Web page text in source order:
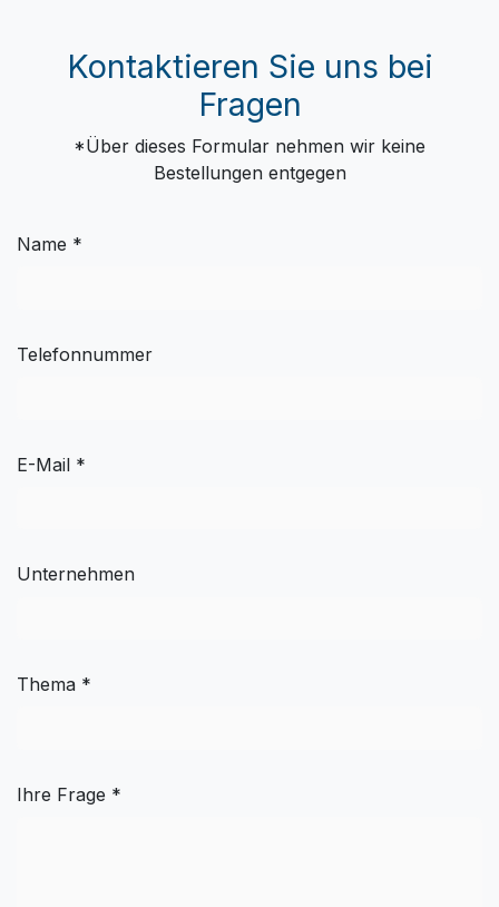
Kontaktieren Sie uns bei
Fragen
*Über dieses Formular nehmen wir keine
Bestellungen entgegen
Name *
Telefonnummer
E-Mail *
Unternehmen
Thema *
Ihre Frage *